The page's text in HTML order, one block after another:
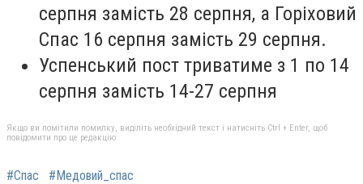
серпня замість 28 серпня, а Горіховий
Спас 16 серпня замість 29 серпня.
Успенський пост триватиме з 1 по 14
серпня замість 14-27 серпня
Якщо ви помітили помилку, виділіть необхідний текст і натисніть Ctrl + Enter, щоб
повідомити про це редакцію
#Спас #Медовий_спас